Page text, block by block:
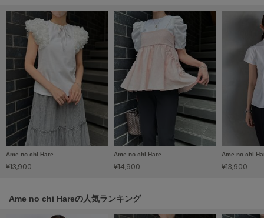
ラート
le
ル
le coq sportif
ルコックスポルティフ
LeSportsac
レスポートサック
LILY BROWN
リリーブラウン
LILY BROWN Lingerie
LITTLE UNION TOKYO
Ame no chi Hare
¥13,900
Ame no chi Hare
¥14,900
Ame no chi
¥13,900
Ame no chi Hareの人気ランキング